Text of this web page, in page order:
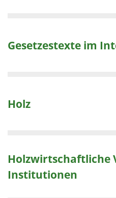
Gesetzestexte im
Holz
Holzwirtschaftliche
Institutionen